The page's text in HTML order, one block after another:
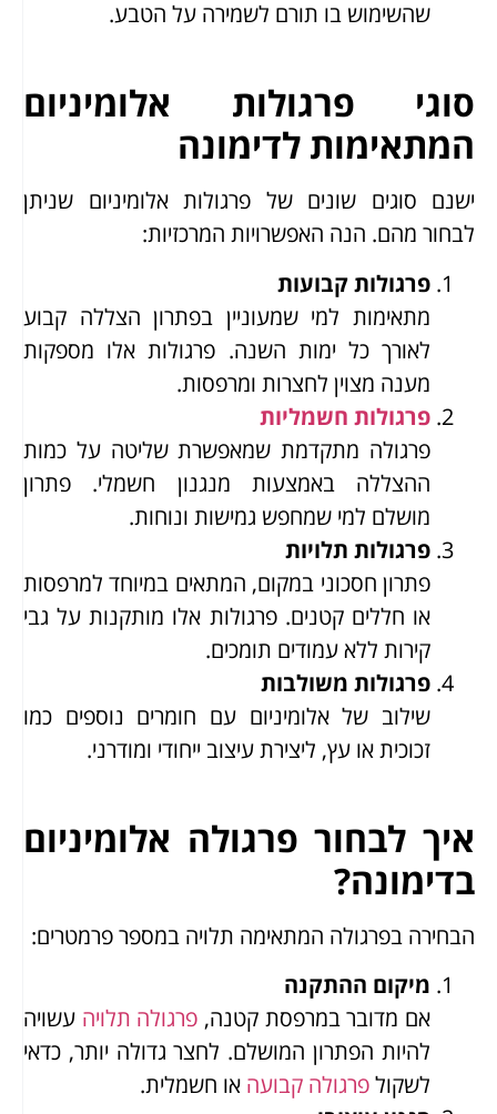
שהשימוש בו תורם לשמירה על הטבע.
סוגי פרגולות אלומיניום
המתאימות לדימונה
ישנם סוגים שונים של פרגולות אלומיניום שניתן
לבחור מהם. הנה האפשרויות המרכזיות:
פרגולות קבועות
מתאימות למי שמעוניין בפתרון הצללה קבוע
לאורך כל ימות השנה. פרגולות אלו מספקות
מענה מצוין לחצרות ומרפסות.
פרגולות חשמליות
פרגולה מתקדמת שמאפשרת שליטה על כמות
ההצללה באמצעות מנגנון חשמלי. פתרון
מושלם למי שמחפש גמישות ונוחות.
פרגולות תלויות
פתרון חסכוני במקום, המתאים במיוחד למרפסות
או חללים קטנים. פרגולות אלו מותקנות על גבי
קירות ללא עמודים תומכים.
פרגולות משולבות
שילוב של אלומיניום עם חומרים נוספים כמו
זכוכית או עץ, ליצירת עיצוב ייחודי ומודרני.
איך לבחור פרגולה אלומיניום
בדימונה?
הבחירה בפרגולה המתאימה תלויה במספר פרמטרים:
מיקום ההתקנה
אם מדובר במרפסת קטנה, פרגולה תלויה עשויה
להיות הפתרון המושלם. לחצר גדולה יותר, כדאי
לשקולפרגולה קבועה או חשמלית.